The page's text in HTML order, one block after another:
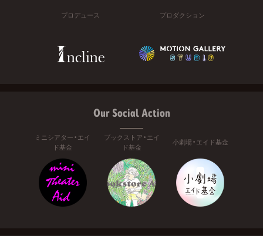
プロデュース プロダクション
Our Social Action
ミニシアター・エイ
ド基金
ブックストア・エイ
ド基金
小劇場・エイド基金